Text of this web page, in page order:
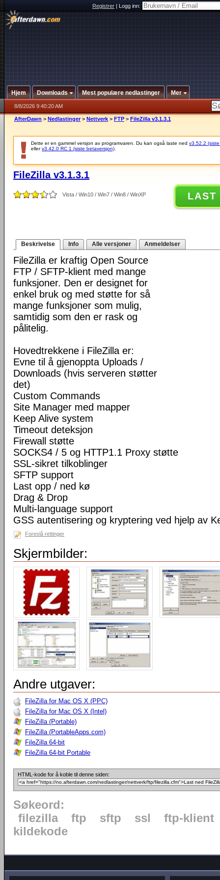
Registrer|Logg inn:
Hjem Downloads Mest populære nedlastinger Mer
8/8/2026 9:40:20 AM
AfterDawn > Nedlastinger > Nettverk > FTP > FileZilla v3.1.3.1
Dette er en gammel versjon av programvaren. Du kan også laste ned v3.52.2
ellerv3.42.0 RC 1 (siste betaversjon)
FileZilla v3.1.3.1
Vista / Win10 / Win7 / Win8 / WinXP LAST
Beskrivelse Info Alle versjoner Anmeldelser
FileZilla er kraftig Open Source
FTP / SFTP-klient med mange
funksjoner. Den er designet for
enkel bruk og med støtte for så
mange funksjoner som mulig,
samtidig som den er rask og
pålitelig.
Hovedtrekkene i FileZilla er:
Evne til å gjenoppta Uploads /
Downloads (hvis serveren støtter
det)
Custom Commands
Site Manager med mapper
Keep Alive system
Timeout deteksjon
Firewall støtte
SOCKS4 / 5 og HTTP1.1 Proxy støtte
SSL-sikret tilkoblinger
SFTP support
Last opp / ned kø
Drag & Drop
Multi-language support
GSS autentisering og kryptering ved hjelp av
Foreslå rettinger
Skjermbilder:
Andre utgaver:
FileZilla for Mac OS X (PPC)
FileZilla for Mac OS X (Intel)
FileZilla (Portable)
FileZilla (PortableApps.com)
FileZilla 64-bit
FileZilla 64-bit Portable
HTML-kode for å koble til denne siden:
Søkeord:
filezilla
ftp sftp ssl
ftp-klient
kildekode